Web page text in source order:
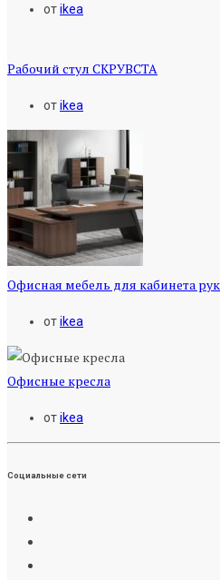
отikea
Рабочий стул СКРУВСТА
отikea
Офисная мебель для кабинета
отikea
Офисные кресла
отikea
Социальные сети